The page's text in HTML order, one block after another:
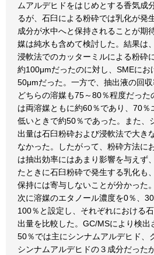
ムアルデヒドをはじめとする香気成
るが、石臼による粉砕では乳化が発
成分が水中へと保持されることが期
媒は純水も含めて検討した。結果は
浸軟法でのカッターミルによる粉砕
約100μmだったのに対し、SMEにお
50μmだった。一方で、抽出液の回
どちらの溶媒も75～80％程度だっ
は両溶媒ともに約60％であり、70％
低いときで約50％であった。また、
出量は石臼粉砕および浸軟法で大き
なかった。したがって、粉砕方法に
は抽出効率にはあまり影響を与えず
たときに石臼粉砕で発生する乳化も
保持には寄与しないことが分かった。
次に溶媒のエタノール濃度を0％、
100％と設定し、それぞれにおける
出量を比較した。GC/MSにより検出
50％では主にシンナムアルデヒド、
シンナムアルデヒドの３成分だった